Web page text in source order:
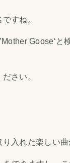
すね。
Mother Goose‘と
さい。
入れた楽しい曲